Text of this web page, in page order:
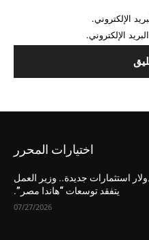
الإلكتروني.
الإلكتروني.
اختيارات المحرر
دولار استثمارات جديدة.. وزير العمل
يتفقد توسعات “هاندا مصر”.
07/27/2026